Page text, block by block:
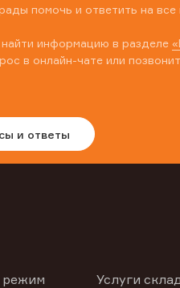
помочь и ответить на
информацию в разделе
в онлайн-чате или
и ответы
режим
Услуги